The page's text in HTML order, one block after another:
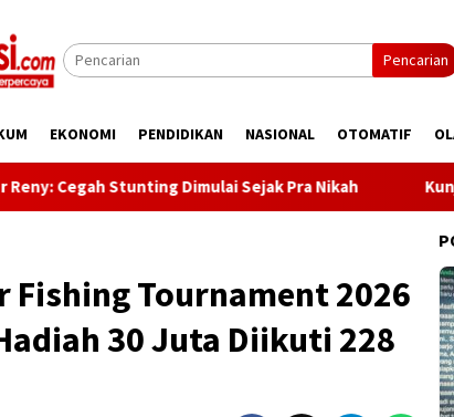
Pencarian
EKONOMI PENDIDIKAN NASIONAL OTOMATIF
Stunting Dimulai Sejak Pra Nikah Kunjungi Desa
Fishing Tournament 2026
30 Juta Diikuti 228